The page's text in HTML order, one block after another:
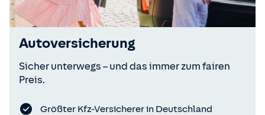
Autoversicherung
Sicher unterwegs – und das immer zum fairen
Preis.
Größter Kfz-Versicherer in Deutschland